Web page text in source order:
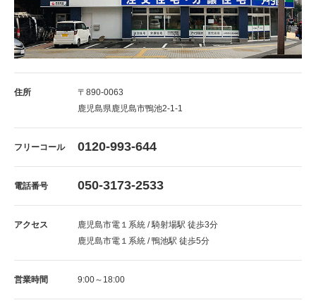
住所
〒890-0063
鹿児島県鹿児島市鴨池2-1-1
フリーコール 0120-993-644
電話番号 050-3173-2533
アクセス
鹿児島市電１系統 / 騎射場駅 徒歩3分
鹿児島市電１系統 / 鴨池駅 徒歩5分
営業時間 9:00～18:00